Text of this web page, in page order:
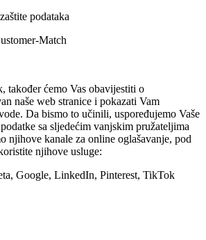
podataka
Match
također ćemo Vas obavijestiti o
naše web stranice i pokazati Vam
Da bismo to učinili, uspoređujemo Vaše
sa sljedećim vanjskim pružateljima
njihove kanale za online oglašavanje, pod
njihove usluge:
Google, LinkedIn, Pinterest, TikTok